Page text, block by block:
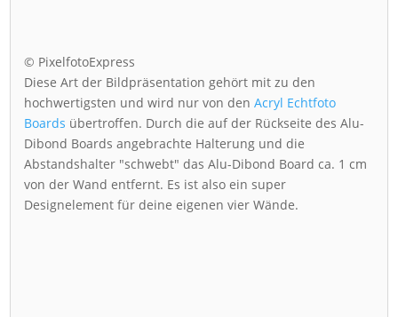
© PixelfotoExpress
Diese Art der Bildpräsentation gehört mit zu den
hochwertigsten und wird nur von denAcryl Echtfoto
Boards übertroffen. Durch die auf der Rückseite des Alu-
Dibond Boards angebrachte Halterung und die
Abstandshalter "schwebt" das Alu-Dibond Board ca. 1 cm
von der Wand entfernt. Es ist also ein super
Designelement für deine eigenen vier Wände.